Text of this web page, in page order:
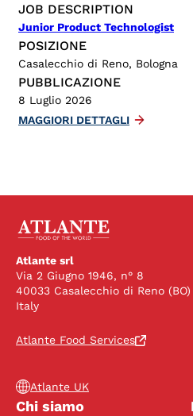
JOB DESCRIPTION
Junior Product Technologist
POSIZIONE
Casalecchio di Reno, Bologna
PUBBLICAZIONE
8 Luglio 2026
MAGGIORI DETTAGLI
Atlante srl
Via 2 Giugno 1946, n° 8
40033 Casalecchio di Reno (BO)
Italy
Atlante Food Services
Atlante UK
Chi siamo